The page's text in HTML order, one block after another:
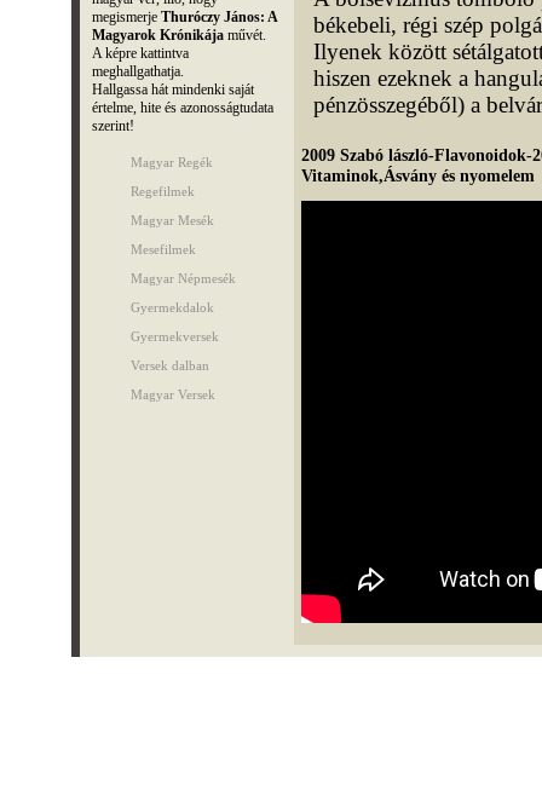
megismerje Thuróczy János: A
Magyarok Krónikájaművét.
A képre kattintva
meghallgathatja.
Hallgassa hát mindenki saját
értelme, hite és azonosságtudata
szerint!
Magyar Regék
Regefilmek
Magyar Mesék
Mesefilmek
Magyar Népmesék
Gyermekdalok
Gyermekversek
Versek dalban
Magyar Versek
békebeli, régi szép
Ilyenek között
hiszen ezeknek a
pénzösszegéből) a
2009 Szabó lászló-Flavonoidok-
Vitaminok,Ásvány és nyomelem